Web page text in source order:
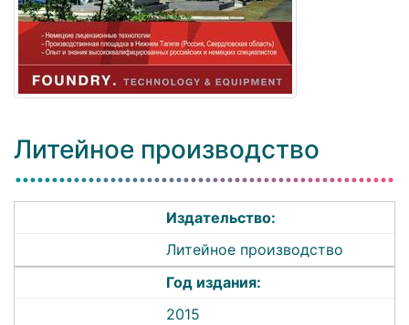
Литейное производство
Издательство:
Литейное производство
Год издания:
2015